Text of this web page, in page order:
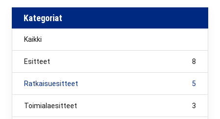
Kategoriat
Kaikki
Esitteet 8
Ratkaisuesitteet 5
Toimialaesitteet 3